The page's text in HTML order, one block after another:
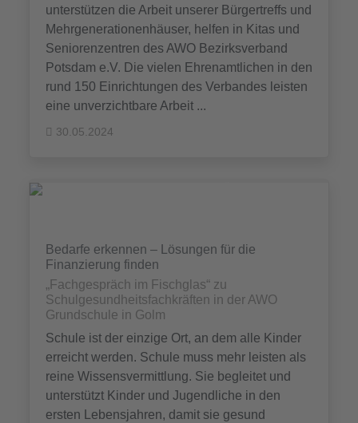
unterstützen die Arbeit unserer Bürgertreffs und
Mehrgenerationenhäuser, helfen in Kitas und
Seniorenzentren des AWO Bezirksverband
Potsdam e.V. Die vielen Ehrenamtlichen in den
rund 150 Einrichtungen des Verbandes leisten
eine unverzichtbare Arbeit ...
30.05.2024
Bedarfe erkennen – Lösungen für die
Finanzierung finden
„Fachgespräch im Fischglas“ zu
Schulgesundheitsfachkräften in der AWO
Grundschule in Golm
Schule ist der einzige Ort, an dem alle Kinder
erreicht werden. Schule muss mehr leisten als
reine Wissensvermittlung. Sie begleitet und
unterstützt Kinder und Jugendliche in den
ersten Lebensjahren, damit sie gesund